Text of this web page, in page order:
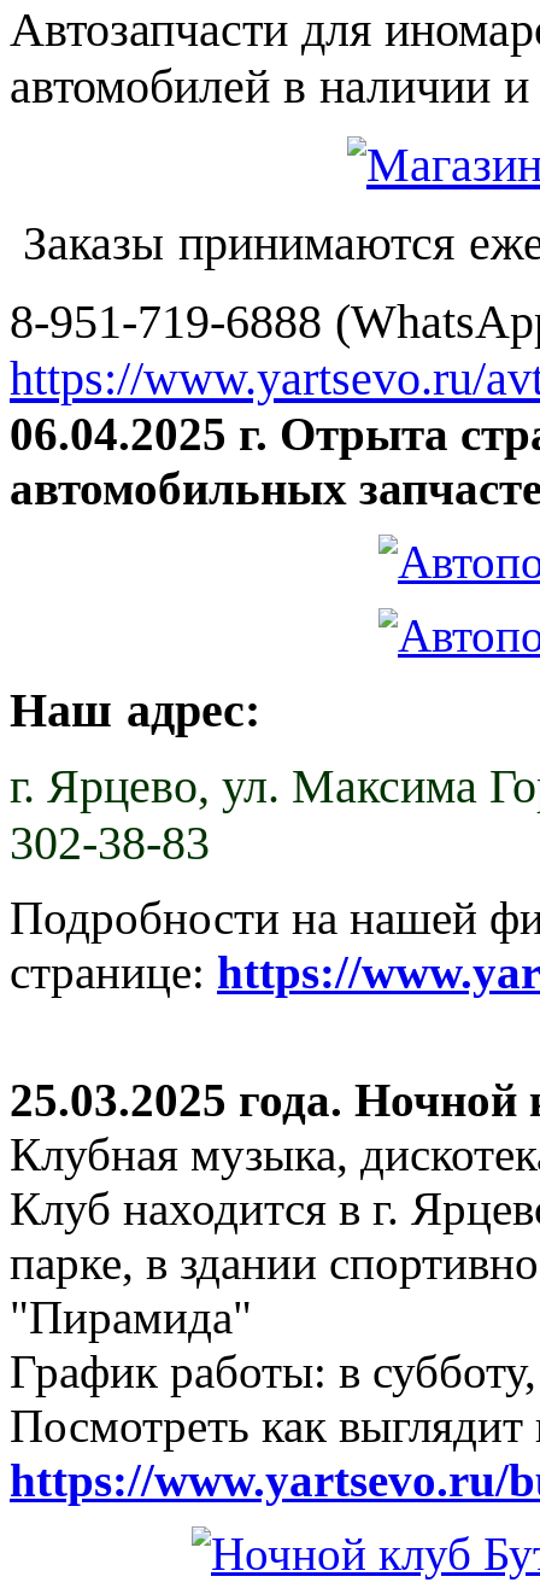
Автозапчасти для
автомобилей в наличии и
Заказы принимаются
8-951-719-6888
https://www.yartsevo.ru/
06.04.2025 г. Отрыта
автомобильных
Наш адрес:
г. Ярцево, ул. Максима
302-38-83
Подробности на нашей
странице: https://
25.03.2025 года.
Клубная музыка,
Клуб находится в г.
парке, в здании
"Пирамида"
График работы: в
Посмотреть как
https://www.yartsevo.ru/